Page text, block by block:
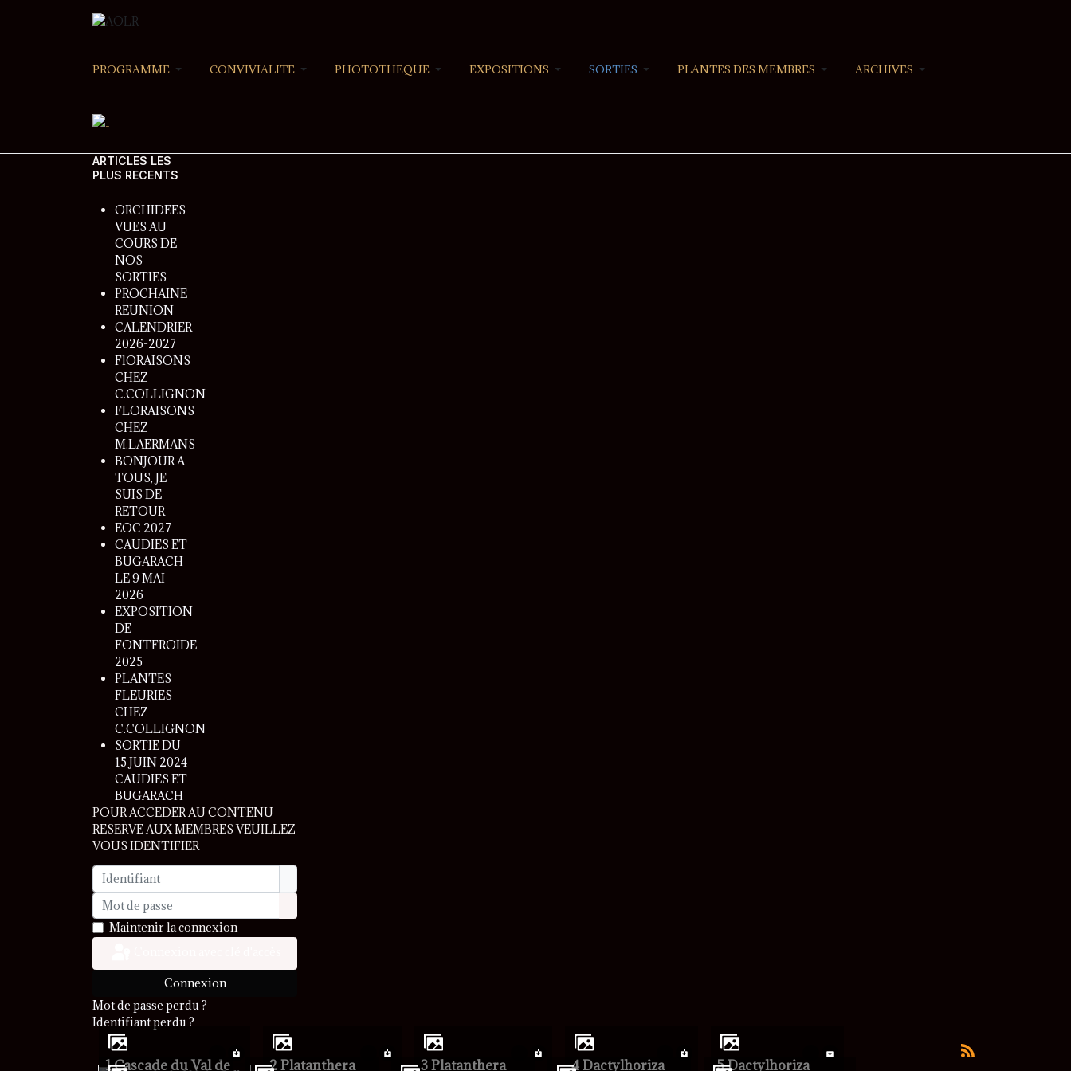
PROGRAMME CONVIVIALITE PHOTOTHEQUE EXPOSITIONS SORTIES PLANTES DES MEMBRES ARCHIVES
ARTICLES LES
PLUS RECENTS
ORCHIDEES
VUES AU
COURS DE
NOS
SORTIES
PROCHAINE
REUNION
CALENDRIER
2026-2027
FlORAISONS
CHEZ
C.COLLIGNON
FLORAISONS
CHEZ
M.LAERMANS
BONJOUR A
TOUS, JE
SUIS DE
RETOUR
EOC 2027
CAUDIES ET
BUGARACH
LE 9 MAI
2026
EXPOSITION
DE
FONTFROIDE
2025
PLANTES
FLEURIES
CHEZ
C.COLLIGNON
SORTIE DU
15 JUIN 2024
CAUDIES ET
BUGARACH
POUR ACCEDER AU CONTENU
RESERVE AUX MEMBRES VEUILLEZ
VOUS IDENTIFIER
Identifiant
Mot de passe
Afficher le mot de passe
Maintenir la connexion
Connexion
Mot de passe perdu ?
Identifiant perdu ?
1 Cascade du Val de 2 Platanthera 3 Platanthera 4 Dactylhoriza 5 Dactylhoriza